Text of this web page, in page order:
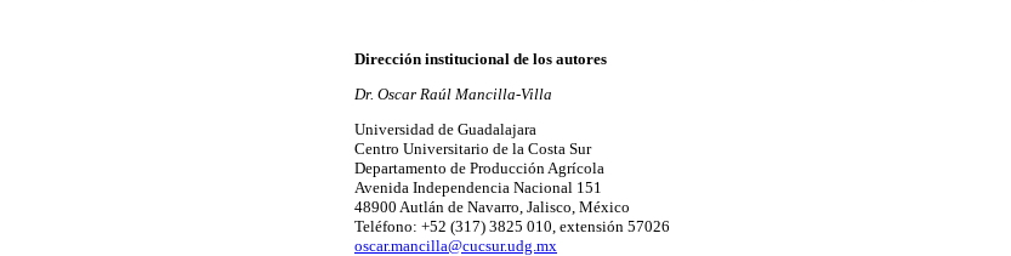
Dirección institucional de los autores
Dr. Oscar Raúl Mancilla-Villa
Universidad de Guadalajara
Centro Universitario de la Costa Sur
Departamento de Producción Agrícola
Avenida Independencia Nacional 151
48900 Autlán de Navarro, Jalisco, México
Teléfono: +52 (317) 3825 010, extensión 57026
oscar.mancilla@cucsur.udg.mx